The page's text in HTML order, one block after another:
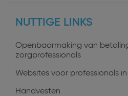
NUTTIGE LINKS
Openbaarmaking van
zorgprofessionals
Websites voor professionals
Handvesten